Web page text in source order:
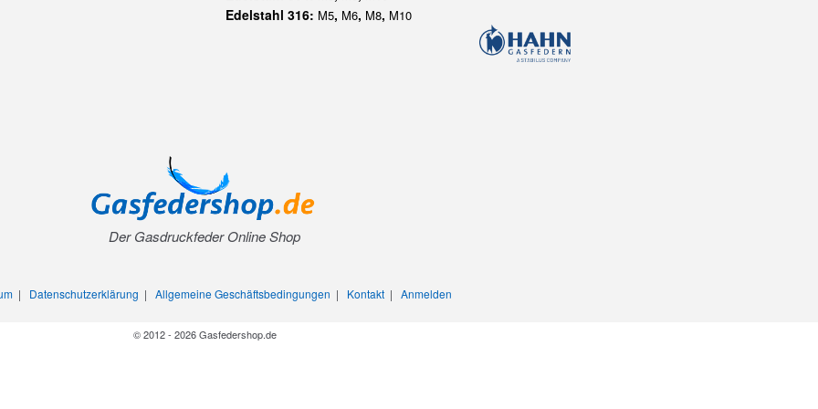
Edelstahl 316: M5, M6, M8, M10
Der Gasdruckfeder Online Shop
| Datenschutzerklärung | Allgemeine Geschäftsbedingungen | Kontakt| Anmelden
© 2012 - 2026 Gasfedershop.de